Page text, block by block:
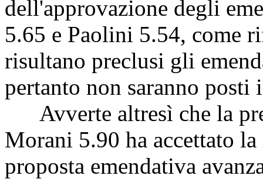
dell'approvazione degli
5.65 e Paolini 5.54, come
risultano preclusi gli
pertanto non saranno posti
Avverte altresì che la
Morani 5.90 ha accettato
proposta emendativa